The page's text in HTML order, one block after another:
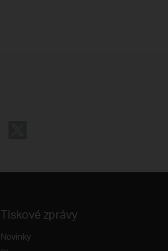
Tiskové zprávy
Novinky